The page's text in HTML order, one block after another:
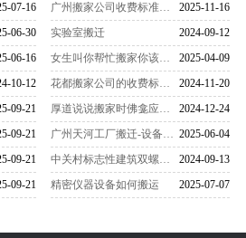
07-16
06-30
06-16
10-12
09-21
09-21
09-21
09-21
2025-11-16
广州搬家公司收费标准一览表（2025最新版）
2024-09-12
实验室搬迁
2025-04-09
女生叫你帮忙搬家你该怎么办
2024-11-20
花都搬家公司的收费标准是怎么样的
2024-12-24
厚道说说搬家时佛龛应该怎么搬运
2025-06-04
广州天河工厂搬迁-设备搬迁要注意什么？
2024-09-13
中关村标志性建筑双螺旋雕塑搬家-
2025-07-07
精密仪器设备如何搬运